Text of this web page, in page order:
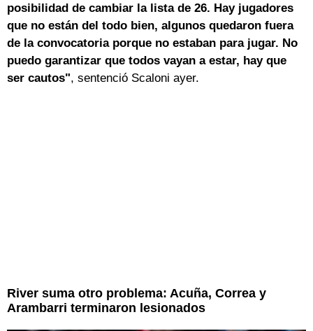
posibilidad de cambiar la lista de 26. Hay jugadores
que no están del todo bien, algunos quedaron fuera
de la convocatoria porque no estaban para jugar. No
puedo garantizar que todos vayan a estar, hay que
ser cautos", sentenció Scaloni ayer.
River suma otro problema: Acuña, Correa y
Arambarri terminaron lesionados